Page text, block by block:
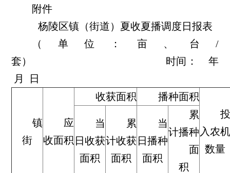
附件
杨陵区镇（街道）夏收夏播调度日报表
（单位：亩、台/
套） 时间：
年
月
日
镇
街
应
收面积
收获面积
播种面积
投
入农机
数量
当
日收获
面积
累
计收获
面积
当
日播种
面积
累
计播种
面
积